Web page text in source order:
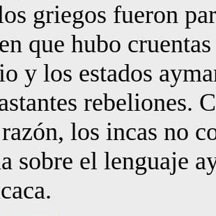
griegos fueron
que hubo
y los estados
rebeliones.
los incas no
sobre el lenguaje